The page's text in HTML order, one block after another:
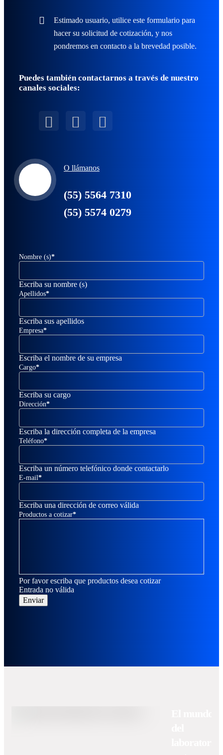
Estimado usuario, utilice este formulario para
hacer su solicitud de cotización, y nos
pondremos en contacto a la brevedad posible.
Puedes también contactarnos a través de nuestro
canales sociales:
O llámanos
(55) 5564 7310
(55) 5574 0279
Nombre (s)*
Escriba su nombre (s)
Apellidos*
Escriba sus apellidos
Empresa*
Escriba el nombre de su empresa
Cargo*
Escriba su cargo
Dirección*
Escriba la dirección completa de la empresa
Teléfono*
Escriba un número telefónico donde contactarlo
E-mail*
Escriba una dirección de correo válida
Productos a cotizar*
Por favor escriba que productos desea cotizar
Entrada no válida
Enviar